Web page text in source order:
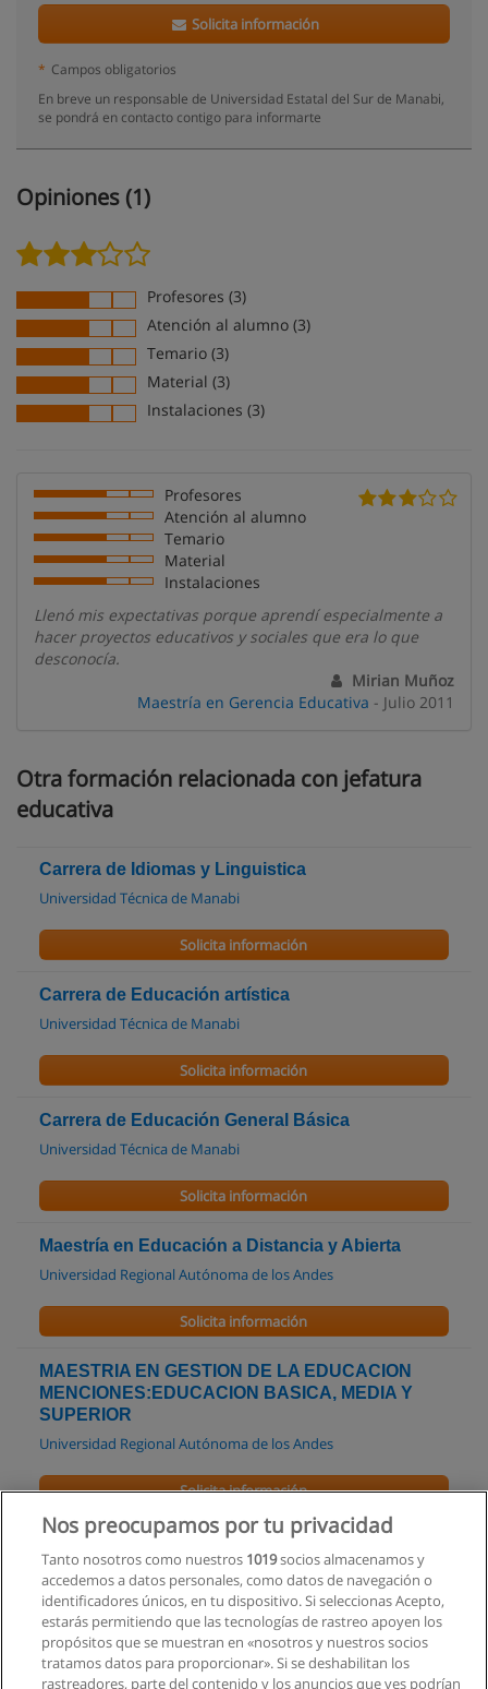
Solicita información
* Campos obligatorios
En breve un responsable de Universidad Estatal del Sur de Manabi,
se pondrá en contacto contigo para informarte
Opiniones (1)
Profesores (3)
Atención al alumno (3)
Temario (3)
Material (3)
Instalaciones (3)
Profesores
Atención al alumno
Temario
Material
Instalaciones
Llenó mis expectativas porque aprendí especialmente a
hacer proyectos educativos y sociales que era lo que
desconocía.
Mirian Muñoz
Maestría en Gerencia Educativa - Julio 2011
Otra formación relacionada con jefatura
educativa
Carrera de Idiomas y Linguistica
Universidad Técnica de Manabi
Solicita información
Carrera de Educación artística
Universidad Técnica de Manabi
Solicita información
Carrera de Educación General Básica
Universidad Técnica de Manabi
Solicita información
Maestría en Educación a Distancia y Abierta
Universidad Regional Autónoma de los Andes
Solicita información
MAESTRIA EN GESTION DE LA EDUCACION
MENCIONES:EDUCACION BASICA, MEDIA Y
SUPERIOR
Universidad Regional Autónoma de los Andes
Solicita información
Maestría en Gerencia de la Educación Abierta
Universidad Regional Autónoma de los Andes
Solicita información
Carrera de Educadores de Párvulos
Nos preocupamos por tu privacidad
Tanto nosotros como nuestros 1019socios almacenamos y
accedemos a datos personales, como datos de navegación o
identificadores únicos, en tu dispositivo. Si seleccionas Acepto,
estarás permitiendo que las tecnologías de rastreo apoyen los
propósitos que se muestran en «nosotros y nuestros socios
tratamos datos para proporcionar». Si se deshabilitan los
rastreadores, parte del contenido y los anuncios que ves podrían